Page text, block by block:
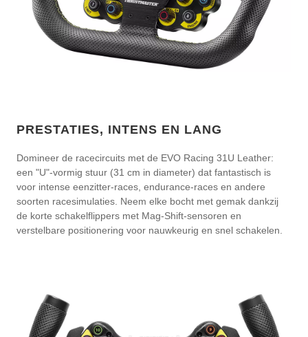
PRESTATIES, INTENS EN LANG
Domineer de racecircuits met de EVO Racing 31U Leather:
een "U"-vormig stuur (31 cm in diameter) dat fantastisch is
voor intense eenzitter-races, endurance-races en andere
soorten racesimulaties. Neem elke bocht met gemak dankzij
de korte schakelflippers met Mag-Shift-sensoren en
verstelbare positionering voor nauwkeurig en snel schakelen.